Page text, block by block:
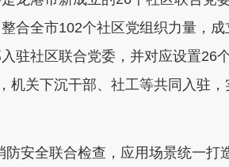
合全市102个社区党组织力量，
驻社区联合党委，并对应设置26
机关下沉干部、社工等共同入驻
防安全联合检查，应用场景统一